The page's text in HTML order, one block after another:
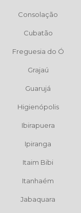
Consolação
Cubatão
Freguesia do Ó
Grajaú
Guarujá
Higienópolis
Ibirapuera
Ipiranga
Itaim Bibi
Itanhaém
Jabaquara